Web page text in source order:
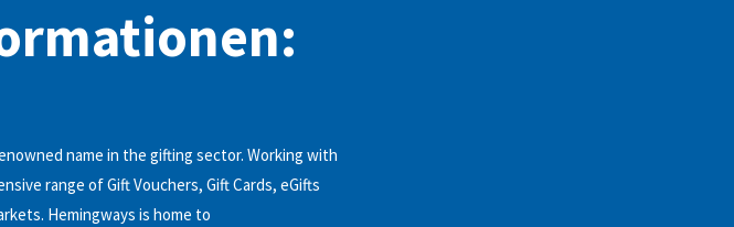
name in the gifting sector. Working with
range of Gift Vouchers, Gift Cards, eGifts
Hemingways is home to